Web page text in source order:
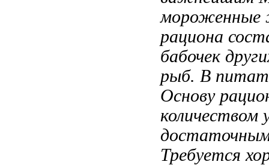
мороженные
рациона
бабочек
рыб. В
Основу
Требуется